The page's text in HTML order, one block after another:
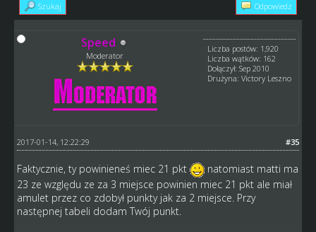
Szukaj Odpowiedz
Speed
Moderator
Liczba postów: 1,920
Liczba wątków: 162
Dołączył: Sep 2010
Drużyna: Victory Leszno
#35
2017-01-14, 12:22:29
Faktycznie, ty powinieneś miec 21 pkt
natomiast matti ma
23 ze względu ze za 3 miejsce powinien miec 21 pkt ale miał
amulet przez co zdobył punkty jak za 2 miejsce. Przy
następnej tabeli dodam Twój punkt.